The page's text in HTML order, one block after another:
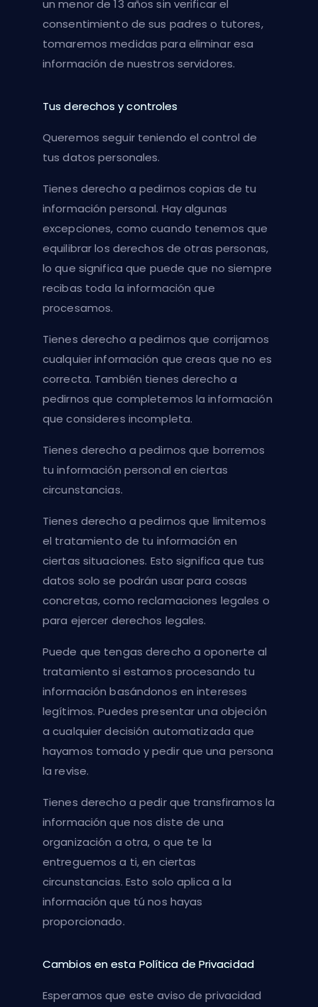
un menor de 13 años sin verificar el
consentimiento de sus padres o tutores,
tomaremos medidas para eliminar esa
información de nuestros servidores.
Tus derechos y controles
Queremos seguir teniendo el control de
tus datos personales.
Tienes derecho a pedirnos copias de tu
información personal. Hay algunas
excepciones, como cuando tenemos que
equilibrar los derechos de otras personas,
lo que significa que puede que no siempre
recibas toda la información que
procesamos.
Tienes derecho a pedirnos que corrijamos
cualquier información que creas que no es
correcta. También tienes derecho a
pedirnos que completemos la información
que consideres incompleta.
Tienes derecho a pedirnos que borremos
tu información personal en ciertas
circunstancias.
Tienes derecho a pedirnos que limitemos
el tratamiento de tu información en
ciertas situaciones. Esto significa que tus
datos solo se podrán usar para cosas
concretas, como reclamaciones legales o
para ejercer derechos legales.
Puede que tengas derecho a oponerte al
tratamiento si estamos procesando tu
información basándonos en intereses
legítimos. Puedes presentar una objeción
a cualquier decisión automatizada que
hayamos tomado y pedir que una persona
la revise.
Tienes derecho a pedir que transfiramos la
información que nos diste de una
organización a otra, o que te la
entreguemos a ti, en ciertas
circunstancias. Esto solo aplica a la
información que tú nos hayas
proporcionado.
Cambios en esta Política de Privacidad
Esperamos que este aviso de privacidad